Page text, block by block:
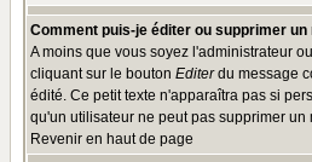
Comment puis-je éditer ou supprimer un
A moins que vous soyez l'administrateur
cliquant sur le bouton Editerdu message
édité. Ce petit texte n'apparaîtra pas si
qu'un utilisateur ne peut pas supprimer
Revenir en haut de page